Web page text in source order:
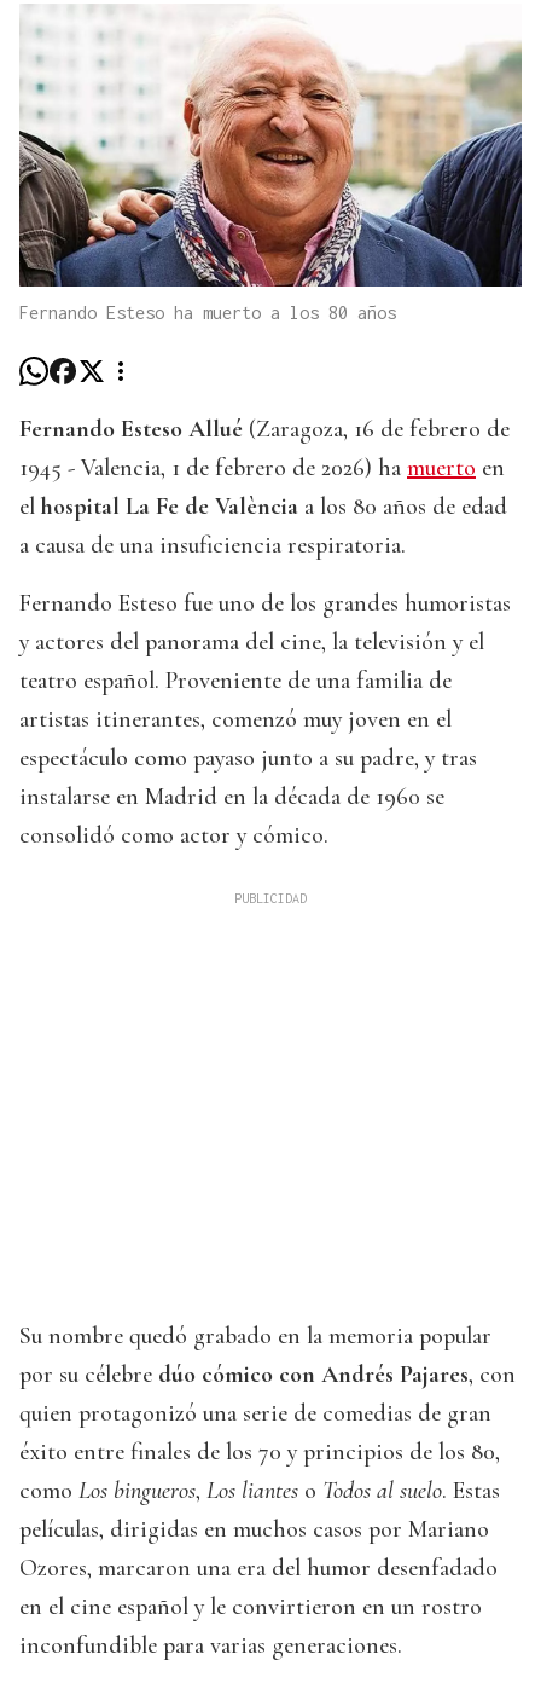
Fernando Esteso ha muerto a los 80 años
Fernando Esteso Allué (Zaragoza, 16 de febrero de
1945 - Valencia, 1 de febrero de 2026) ha muerto en
el hospital La Fe de València a los 80 años de edad
a causa de una insuficiencia respiratoria.
Fernando Esteso fue uno de los grandes humoristas
y actores del panorama del cine, la televisión y el
teatro español. Proveniente de una familia de
artistas itinerantes, comenzó muy joven en el
espectáculo como payaso junto a su padre, y tras
instalarse en Madrid en la década de 1960 se
consolidó como actor y cómico.
Su nombre quedó grabado en la memoria popular
por su célebre dúo cómico con Andrés Pajares, con
quien protagonizó una serie de comedias de gran
éxito entre finales de los 70 y principios de los 80,
como Los bingueros, Los liantes o Todos al suelo. Estas
películas, dirigidas en muchos casos por Mariano
Ozores, marcaron una era del humor desenfadado
en el cine español y le convirtieron en un rostro
inconfundible para varias generaciones.